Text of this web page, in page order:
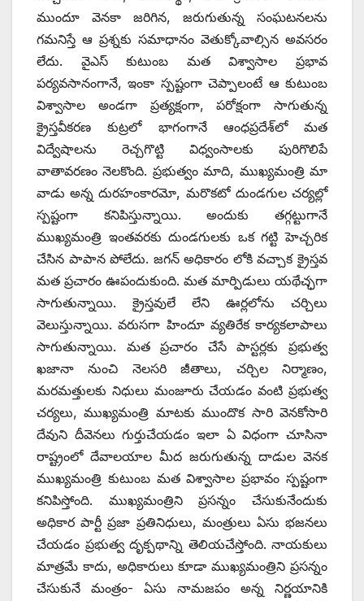
ముందూ వెనకా జరిగిన, జరుగుతున్న సంఘటనలను
గమనిస్తే ఆ ప్రశ్నకు సమాధానం వెతుక్కోవాల్సిన అవసరం
లేదు. వైఎస్‌ ‌కుటుంబ మత విశ్వాసాల ప్రభావ
పర్యవసానంగానే, ఇంకా స్పష్టంగా చెప్పాలంటే ఆ కుటుంబ
విశ్వాసాల అండగా ప్రత్యక్షంగా, పరోక్షంగా సాగుతున్న
క్రైస్తవీకరణ కుట్రలో భాగంగానే ఆంధప్రదేశ్‌లో మత
విద్వేషాలను రెచ్చగొట్టి విధ్వంసాలకు పురిగొలిపే
వాతావరణం నెలకొంది. ప్రభుత్వం మాది, ముఖ్యమంత్రి మా
వాడు అన్న దురహంకారమో, మరొకటో దుండగుల చర్యల్లో
స్పష్టంగా కనిపిస్తున్నాయి. అందుకు తగ్గట్టుగానే
ముఖ్యమంత్రి ఇంతవరకు దుండగులకు ఒక గట్టి హెచ్చరిక
చేసిన పాపాన పోలేదు. జగన్‌ అధికారం లోకి వచ్చాక క్రైస్తవ
మత ప్రచారం ఊపందుకుంది. మత మార్పిడులు యథేచ్ఛగా
సాగుతున్నాయి. క్రైస్తవులే లేని ఊర్లలోను చర్చిలు
వెలుస్తున్నాయి. వరుసగా హిందూ వ్యతిరేక కార్యకలాపాలు
సాగుతున్నాయి. మత ప్రచారం చేసే పాస్టర్లకు ప్రభుత్వ
ఖజానా నుంచి నెలసరి జీతాలు, చర్చిల నిర్మాణం,
మరమత్తులకు నిధులు మంజూరు చేయడం వంటి ప్రభుత్వ
చర్యలు, ముఖ్యమంత్రి మాటకు ముందొక సారి వెనకోసారి
దేవుని దీవెనలు గుర్తుచేయడం ఇలా ఏ విధంగా చూసినా
రాష్ట్రంలో దేవాలయాల మీద జరుగుతున్న దాడుల వెనక
ముఖ్యమంత్రి కుటుంబ మత విశ్వాసాల ప్రభావం స్పష్టంగా
కనిపిస్తోంది. ముఖ్యమంత్రిని ప్రసన్నం చేసుకునేందుకు
అధికార పార్టీ ప్రజా ప్రతినిధులు, మంత్రులు ఏసు భజనలు
చేయడం ప్రభుత్వ దృక్పథాన్ని తెలియచేస్తోంది. నాయకులు
మాత్రమే కాదు, అధికారులు కూడా ముఖ్యమంత్రిని ప్రసన్నం
చేసుకునే మంత్రం- ఏసు నామజపం అన్న నిర్ణయానికి